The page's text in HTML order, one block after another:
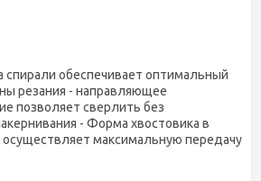
спирали обеспечивает оптимальный
резания - направляющее
позволяет сверлить без
- Форма хвостовика в
максимальную передачу